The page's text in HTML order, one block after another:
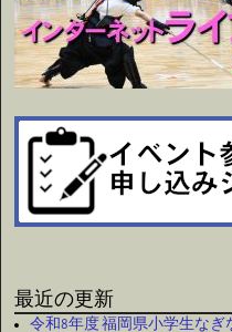
最近の更新
令和8年度 福岡県小学生な